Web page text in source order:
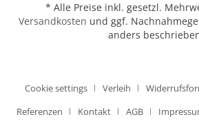
* Alle Preise inkl. gesetzl.
Versandkosten und ggf.
anders
Cookie settings Verleih
Referenzen
Kontakt AGB